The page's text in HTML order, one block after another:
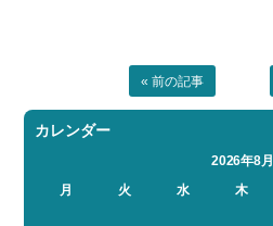
« 前の記事
カレンダー
2026年8月
月
火 水 木